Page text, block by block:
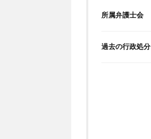
所属弁護士会
過去の行政処分